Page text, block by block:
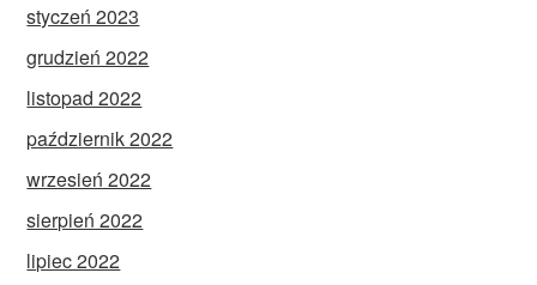
styczeń 2023
grudzień 2022
listopad 2022
październik 2022
wrzesień 2022
sierpień 2022
lipiec 2022